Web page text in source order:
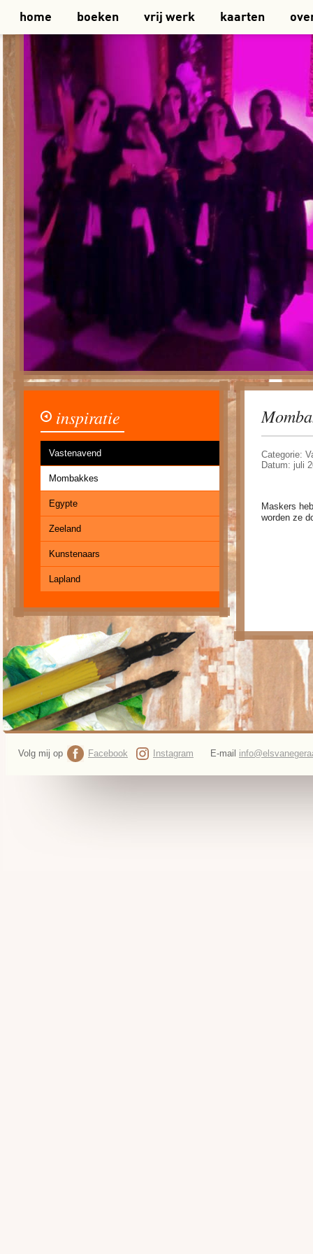
home boeken vrij werk kaarten
inspiratie
Vastenavend
Mombakkes
Egypte
Zeeland
Kunstenaars
Lapland
Categorie:
Datum: juli
Maskers
worden ze
Volg mij op Facebook Instagram E-mail